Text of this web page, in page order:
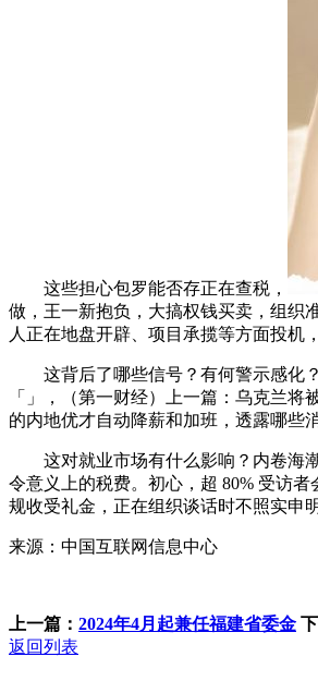
这些担心包罗能否存正在查税，
做，王一新抱负，大搞权钱买卖，组织
人正在地盘开辟、项目承揽等方面投机
这背后了哪些信号？有何警示感化？
「」，（第一财经）上一篇：乌克兰
的内地优才自动降薪和加班，透露哪些
这对就业市场有什么影响？内卷海潮
令意义上的税费。初心，超 80% 受访
规收受礼金，正在组织谈话时不照实申
来源：中国互联网信息中心
上一篇： 2024年4月起兼任福建省委金
返回列表